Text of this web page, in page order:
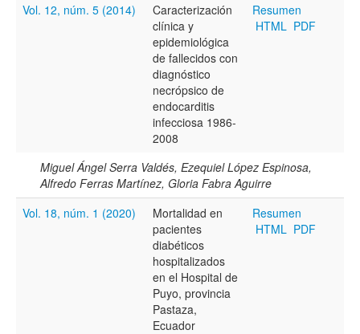
Vol. 12, núm. 5 (2014)
Caracterización
clínica y
epidemiológica
de fallecidos con
diagnóstico
necrópsico de
endocarditis
infecciosa 1986-
2008
Resumen
HTML PDF
Miguel Ángel Serra Valdés, Ezequiel López Espinosa,
Alfredo Ferras Martínez, Gloria Fabra Aguirre
Vol. 18, núm. 1 (2020)
Mortalidad en
pacientes
diabéticos
hospitalizados
en el Hospital de
Puyo, provincia
Pastaza,
Ecuador
Resumen
HTML PDF